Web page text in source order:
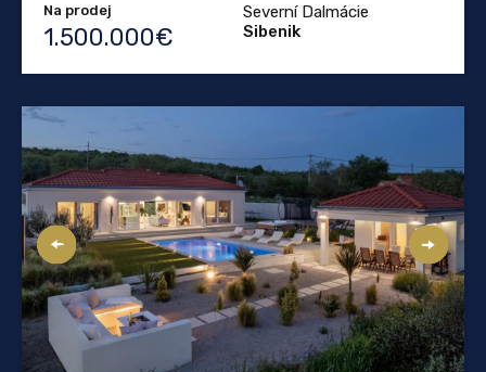
Na prodej
1.500.000€
Severní Dalmácie
Sibenik